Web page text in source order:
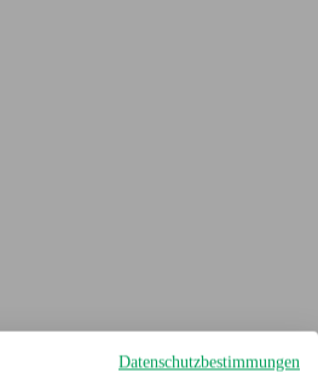
Datenschutzbestimmungen